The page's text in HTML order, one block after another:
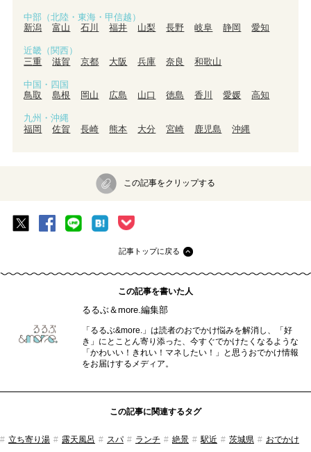
中部（北陸・東海・甲信越）
新潟
富山 石川 福井 山梨 長野 岐阜 静岡 愛知
近畿（関西）
三重
滋賀 京都 大阪 兵庫 奈良 和歌山
中国・四国
鳥取
島根 岡山 広島 山口 徳島 香川 愛媛 高知
九州・沖縄
福岡
佐賀 長崎 熊本 大分 宮崎 鹿児島 沖縄
この記事をクリップする
記事トップに戻る
この記事を書いた人
るるぶ＆more.編集部
「るるぶ&more.」は読者のおでかけ悩みを解消し、「好
き」にとことん寄り添った、今すぐでかけたくなるような
「かわいい！きれい！マネしたい！」と思うおでかけ情報
をお届けするメディア。
この記事に関連するタグ
立ち寄り湯 露天風呂 スパ ランチ 絶景 駅近 茨城県
おでかけ